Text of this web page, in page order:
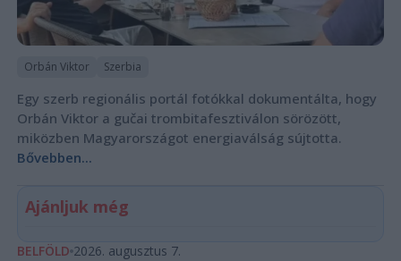
Orbán Viktor Szerbia
Egy szerb regionális portál fotókkal dokumentálta, hogy
Orbán Viktor a gučai trombitafesztiválon sörözött,
miközben Magyarországot energiaválság sújtotta.
Bővebben...
Ajánljuk még
BELFÖLD 2026. augusztus 7.